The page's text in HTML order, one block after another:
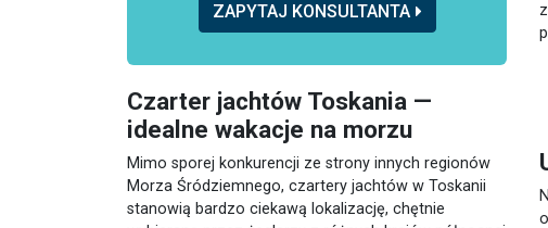
ZAPYTAJ KONSULTANTA
Czarter jachtów Toskania —
idealne wakacje na morzu
Mimo sporej konkurencji ze strony innych regionów
Morza Śródziemnego, czartery jachtów w Toskanii
stanowią bardzo ciekawą lokalizację, chętnie